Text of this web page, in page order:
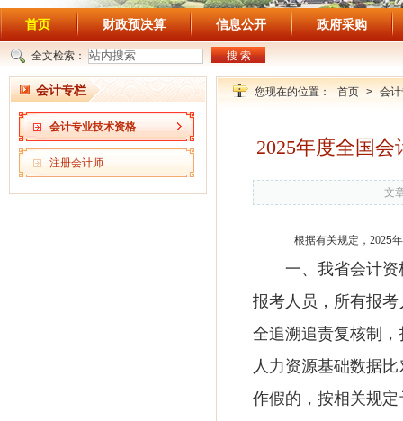
首页 财政预决算 信息公开 政府采购
搜 索
全文检索：
会计专栏
会计专业技术资格
注册会计师
您现在的位置： 首页 > 会
2025年度全国
文
根据有关规定， 2025
一、我省会计
报考人员，所有报
全追溯追责复核制
人力资源基础数据
作假的，按相关规